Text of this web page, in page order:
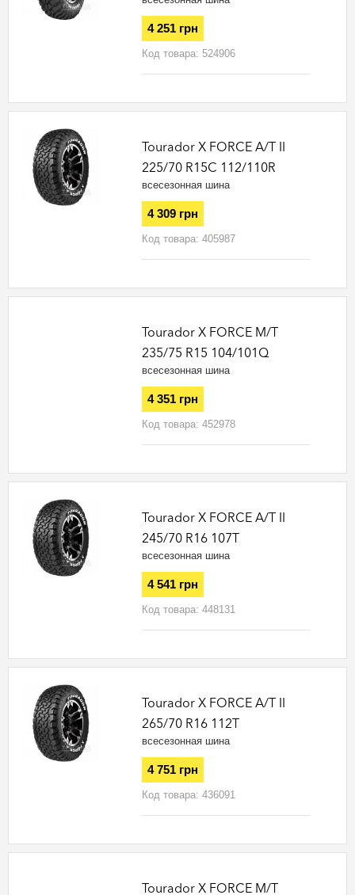
4 251 грн
Код товара:524906
Tourador X FORCE A/T II
225/70 R15C 112/110R
всесезонная шина
4 309 грн
Код товара:405987
Tourador X FORCE M/T
235/75 R15 104/101Q
всесезонная шина
4 351 грн
Код товара:452978
Tourador X FORCE A/T II
245/70 R16 107T
всесезонная шина
4 541 грн
Код товара:448131
Tourador X FORCE A/T II
265/70 R16 112T
всесезонная шина
4 751 грн
Код товара:436091
Tourador X FORCE M/T